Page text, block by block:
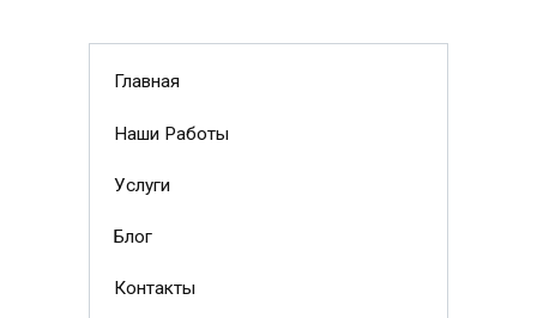
Главная
Наши Работы
Услуги
Блог
Контакты